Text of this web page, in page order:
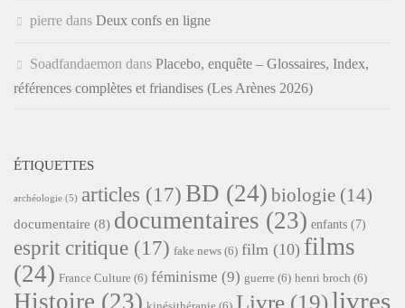
pierre dans Deux confs en ligne
Soadfandaemon dans Placebo, enquête – Glossaires, Index,
références complètes et friandises (Les Arènes 2026)
ÉTIQUETTES
archéologie (5) articles (17) BD (24) biologie (14)
documentaire (8) documentaires (23) enfants (7)
esprit critique (17) fake news (6) film (10) films
(24) France Culture (6) féminisme (9) guerre (6) henri broch (6)
Histoire (23) Livre (19)livres